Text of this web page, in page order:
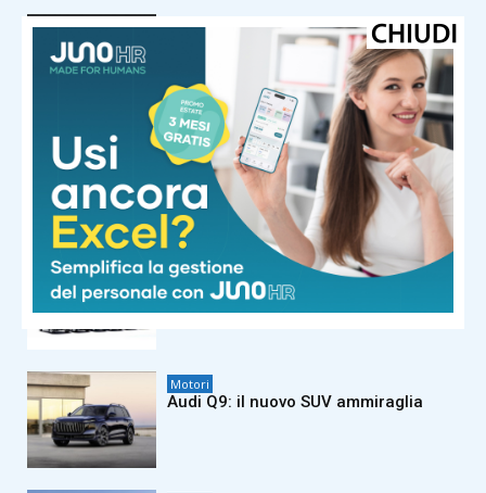
Motori
Chery TIGGO 9 debutta in Italia
Motori
FIAT Grande Panda protagonista del
Jova Summer Party 2026
Motori
FIAT Professional Ducato festeggia
45 anni di innovazione e leadership
Motori
Audi Q9: il nuovo SUV ammiraglia